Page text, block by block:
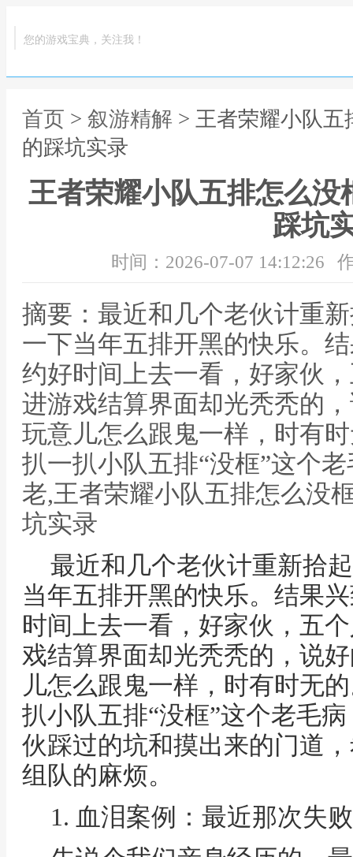
您的游戏宝典，关注我！
首页 > 叙游精解 > 王者荣耀小队
的踩坑实录
王者荣耀小队五排怎么没
踩坑
时间：2026-07-07 14:12:26
摘要：最近和几个老伙计重
一下当年五排开黑的快乐。
约好时间上去一看，好家伙
进游戏结算界面却光秃秃的
玩意儿怎么跟鬼一样，时有
扒一扒小队五排“没框”这个
老,王者荣耀小队五排怎么没
坑实录
最近和几个老伙计重新拾
当年五排开黑的快乐。结果
时间上去一看，好家伙，五
戏结算界面却光秃秃的，说
儿怎么跟鬼一样，时有时无
扒小队五排“没框”这个老毛
伙踩过的坑和摸出来的门道
组队的麻烦。
1. 血泪案例：最近那次失